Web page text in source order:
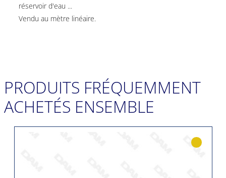
réservoir d'eau ...
Vendu au mètre linéaire.
PRODUITS FRÉQUEMMENT
ACHETÉS ENSEMBLE